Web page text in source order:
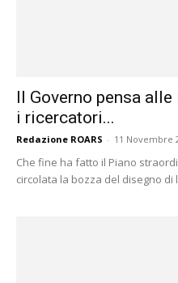
Il Governo pensa
i ricercatori...
Redazione ROARS - 11 Novembre
Che fine ha fatto il Piano
circolata la bozza del disegno